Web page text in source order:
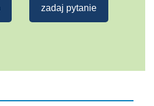
zadaj pytanie